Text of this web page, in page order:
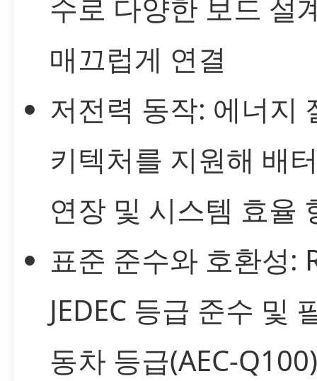
수로 다양한 보드 설
매끄럽게 연결
저전력 동작: 에너지
키텍처를 지원해 배
연장 및 시스템 효율
표준 준수와 호환성:
JEDEC 등급 준수 및
동차 등급(AEC-